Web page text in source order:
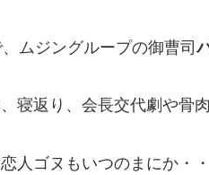
ムジングループの御曹司
寝返り、会長交代劇や骨
人ゴヌもいつのまにか・・